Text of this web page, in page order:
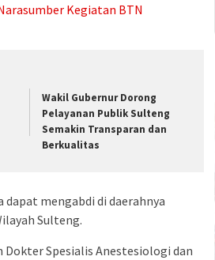
Kegiatan BTN
Wakil Gubernur Dorong
Pelayanan Publik Sulteng
Semakin Transparan dan
Berkualitas
dapat mengabdi di daerahnya
Sulteng.
Spesialis Anestesiologi dan